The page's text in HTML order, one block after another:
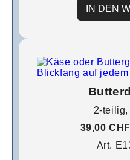
IN DEN
2-teilig,
39,00 CHF
Art.